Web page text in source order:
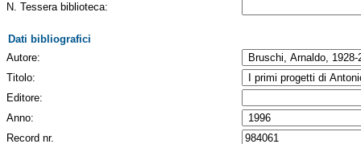
N. Tessera biblioteca:
Dati bibliografici
Autore:
Titolo:
Editore:
Anno:
Record nr.